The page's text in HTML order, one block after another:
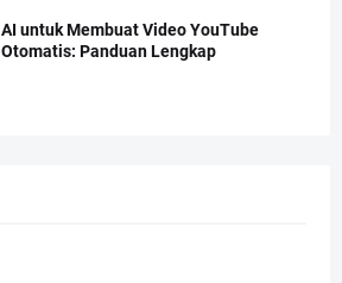
AI untuk Membuat Video YouTube
Otomatis: Panduan Lengkap